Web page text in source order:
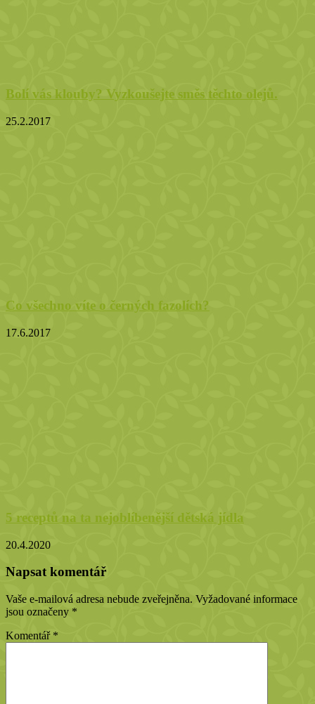
Bolí vás klouby? Vyzkoušejte směs těchto olejů.
25.2.2017
Co všechno víte o černých fazolích?
17.6.2017
5 receptů na ta nejoblíbenější dětská jídla
20.4.2020
Napsat komentář
Vaše e-mailová adresa nebude zveřejněna. Vyžadované informace
jsou označeny *
Komentář *